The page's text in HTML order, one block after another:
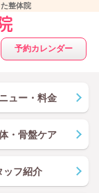
整体院
予約カレンダー
ュー・料金
・骨盤ケア
ッフ紹介